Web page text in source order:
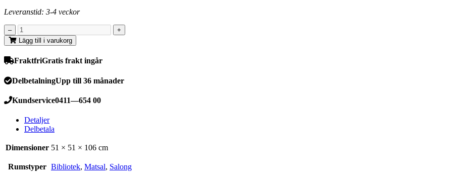
Leveranstid: 3-4 veckor
Lägg till i varukorg
FraktfriGratis frakt ingår
DelbetalningUpp till 36 månader
Kundservice0411—654 00
Detaljer
Delbetala
Dimensioner 51 × 51 × 106 cm
Rumstyper Bibliotek, Matsal, Salong